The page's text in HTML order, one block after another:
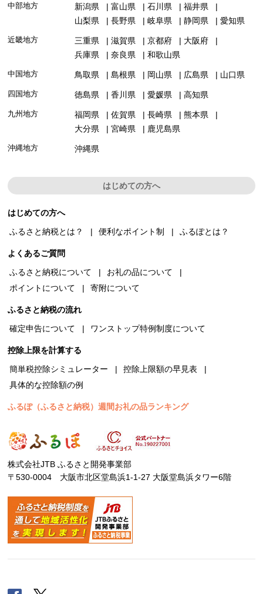
中部地方 新潟県 富山県 石川県
福井県
山梨県
長野県 岐阜県 静岡県 愛知県
近畿地方 三重県 滋賀県 京都府
大阪府
兵庫県
奈良県 和歌山県
中国地方 鳥取県 島根県 岡山県 広島県 山口県
四国地方 徳島県 香川県 愛媛県 高知県
九州地方 福岡県 佐賀県 長崎県
熊本県
大分県
宮崎県 鹿児島県
沖縄地方 沖縄県
はじめての方へ
はじめての方へ
ふるさと納税とは？
便利なポイント制 ふるぽとは？
よくあるご質問
ふるさと納税について
お礼の品について
ポイントについて
寄附について
ふるさと納税の流れ
確定申告について
ワンストップ特例制度について
控除上限を計算する
簡単税控除シミュレーター
控除上限額の早見表
具体的な控除額の例
ふるぽ（ふるさと納税）週間お礼の品ランキング
株式会社JTB ふるさと開発事業部
〒530-0004 大阪市北区堂島浜1-1-27 大阪堂島浜タワー6階